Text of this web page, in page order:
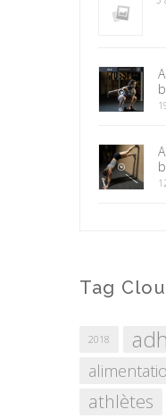
Tag
2018
athlètes